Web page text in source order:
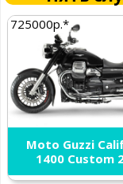
725000р.*
Moto Guzzi
1400 Custom